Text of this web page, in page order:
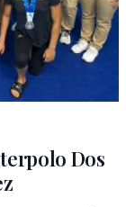
Dos